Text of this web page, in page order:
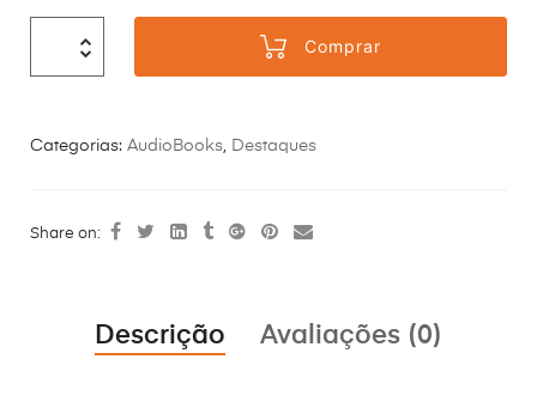
Comprar
Categorias: AudioBooks Destaques
Share on:
Descrição Avaliações (0)